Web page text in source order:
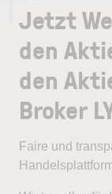
Jetzt
den
den
Broker
Faire und